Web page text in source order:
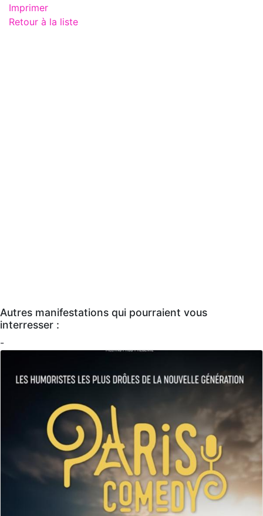
Imprimer
Retour à la liste
Autres manifestations qui pourraient vous
interresser :
-